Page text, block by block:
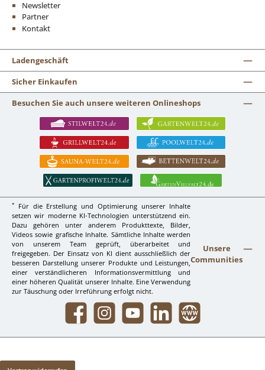
Newsletter
Partner
Kontakt
Ladengeschäft
Sicher Einkaufen
Besuchen Sie auch unsere weiteren Onlineshops
*
Für die Erstellung und Optimierung unserer Inhalte
setzen wir moderne KI-Technologien unterstützend ein.
Dazu gehören unter anderem Produkttexte, Bilder,
Videos sowie grafische Inhalte. Sämtliche Inhalte werden
von unserem Team geprüft, überarbeitet und
freigegeben. Der Einsatz von KI dient ausschließlich der
besseren Darstellung unserer Produkte und Leistungen,
einer verständlicheren Informationsvermittlung und
einer höheren Qualität unserer Inhalte. Eine Verwendung
zur Täuschung oder Irreführung erfolgt nicht.
Unsere
Communities
Facebook InstagramYouTube LinkedIn Website